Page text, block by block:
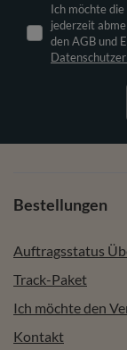
Ich möchte
jederzeit
den AGB und
Bestellungen
Auftragsstatus
Track-Paket
Ich möchte den
Kontakt